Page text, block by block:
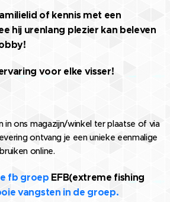
of kennis met een
hij urenlang plezier kan beleven
voor elke visser!
in ons magazijn/winkel ter plaatse of via
ontvang je een unieke eenmalige
online.
fb groep EFB(extreme fishing
vangsten in de groep.